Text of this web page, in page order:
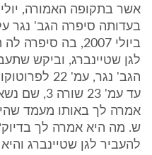
בעדותה סיפרה הגב' נגר
ביולי 2007, בה
לגן שטיינברג, וביקש
עד עמ' 23
אמרה לך באותו מעמד
ש. מה היא אמרה לך
להעביר לגן שטיינברג